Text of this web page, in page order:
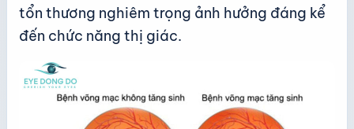
tổn thương nghiêm trọng ảnh hưởng đáng kể
đến chức năng thị giác.